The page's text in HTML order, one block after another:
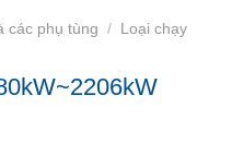
các phụ tùng /
Loại chạy